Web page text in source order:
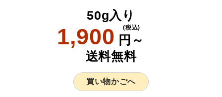
50g入り
1,900 円～
(税込)
送料無料
買い物かごへ